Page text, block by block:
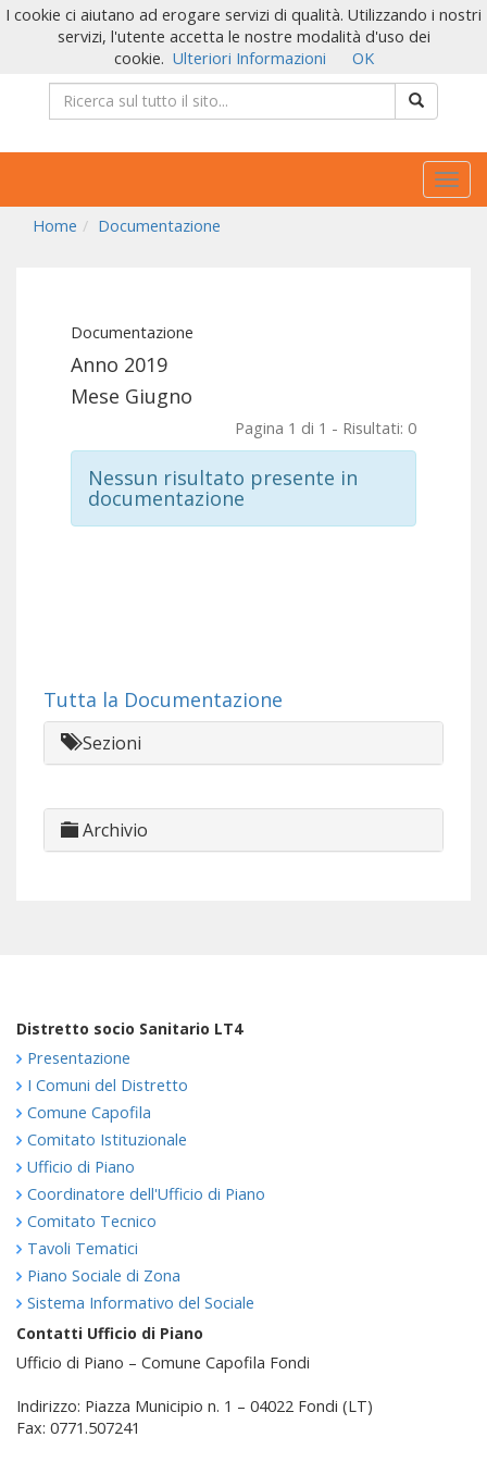
Home
Documentazione
Documentazione
Anno 2019
Mese Giugno
Pagina 1 di 1 - Risultati: 0
Nessun risultato presente in
documentazione
Tutta la Documentazione
Sezioni
Archivio
Distretto socio Sanitario LT4
Presentazione
I Comuni del Distretto
Comune Capofila
Comitato Istituzionale
Ufficio di Piano
Coordinatore dell'Ufficio di Piano
Comitato Tecnico
Tavoli Tematici
Piano Sociale di Zona
Sistema Informativo del Sociale
Contatti Ufficio di Piano
Ufficio di Piano – Comune Capofila Fondi
Indirizzo: Piazza Municipio n. 1 – 04022 Fondi (LT)
Fax: 0771.507241
I cookie ci aiutano ad erogare servizi di qualità. Utilizzando i nostri
servizi, l'utente accetta le nostre modalità d'uso dei
cookie. Ulteriori Informazioni OK